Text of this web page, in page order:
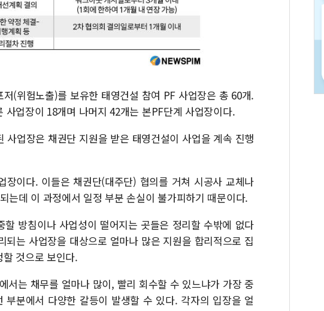
(위험노출)를 보유한 태영건설 참여 PF 사업장은 총 60개.
업장이 18개며 나머지 42개는 본PF단계 사업장이다.
업장은 채권단 지원을 받은 태영건설이 사업을 계속 진행
이다. 이들은 채권단(대주단) 협의를 거쳐 시공사 교체나
는데 이 과정에서 일정 부분 손실이 불가피하기 때문이다.
방침이나 사업성이 떨어지는 곳들은 정리할 수밖에 없다
는 사업장을 대상으로 얼마나 많은 지원을 합리적으로 집
것으로 보인다.
서는 채무를 얼마나 많이, 빨리 회수할 수 있느냐가 가장 중
분에서 다양한 갈등이 발생할 수 있다. 각자의 입장을 얼